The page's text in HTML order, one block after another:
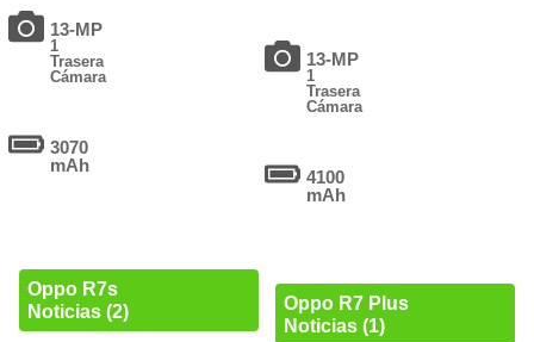
13-MP
1
Trasera
Cámara
3070
mAh
Oppo R7s
Noticias (2)
13-MP
1
Trasera
Cámara
4100
mAh
Oppo R7 Plus
Noticias (1)